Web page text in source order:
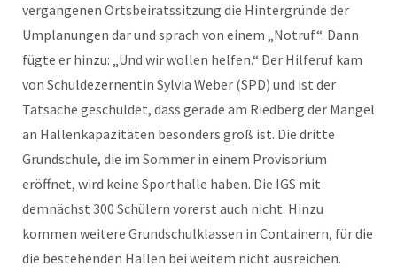
vergangenen Ortsbeiratssitzung die Hintergründe der
Umplanungen dar und sprach von einem „Notruf“. Dann
fügte er hinzu: „Und wir wollen helfen.“ Der Hilferuf kam
von Schuldezernentin Sylvia Weber (SPD) und ist der
Tatsache geschuldet, dass gerade am Riedberg der Mangel
an Hallenkapazitäten besonders groß ist. Die dritte
Grundschule, die im Sommer in einem Provisorium
eröffnet, wird keine Sporthalle haben. Die IGS mit
demnächst 300 Schülern vorerst auch nicht. Hinzu
kommen weitere Grundschulklassen in Containern, für die
die bestehenden Hallen bei weitem nicht ausreichen.